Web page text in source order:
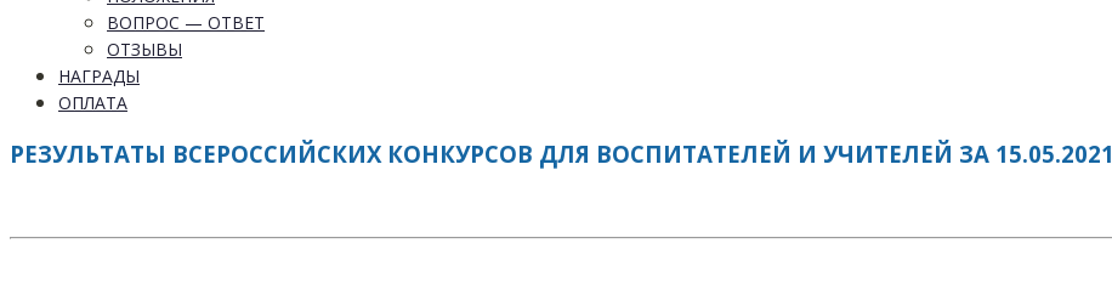
ВОПРОС — ОТВЕТ
ОТЗЫВЫ
НАГРАДЫ
ОПЛАТА
РЕЗУЛЬТАТЫ ВСЕРОССИЙСКИХ КОНКУРСОВ ДЛЯ ВОСПИТАТЕЛЕЙ И УЧИТЕЛЕЙ ЗА 15.05.2021